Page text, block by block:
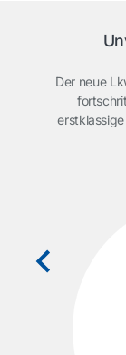
Der neue